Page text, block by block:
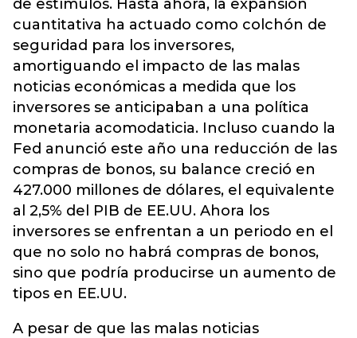
de estímulos. Hasta ahora, la expansión
cuantitativa ha actuado como colchón de
seguridad para los inversores,
amortiguando el impacto de las malas
noticias económicas a medida que los
inversores se anticipaban a una política
monetaria acomodaticia. Incluso cuando la
Fed anunció este año una reducción de las
compras de bonos, su balance creció en
427.000 millones de dólares, el equivalente
al 2,5% del PIB de EE.UU. Ahora los
inversores se enfrentan a un periodo en el
que no solo no habrá compras de bonos,
sino que podría producirse un aumento de
tipos en EE.UU.
A pesar de que las malas noticias